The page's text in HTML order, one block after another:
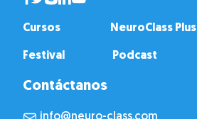
Cursos NeuroClass Plus
Festival Podcast
Contáctanos
info@neuro-class.com